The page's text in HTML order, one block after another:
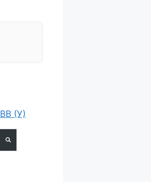
ВВ (У)